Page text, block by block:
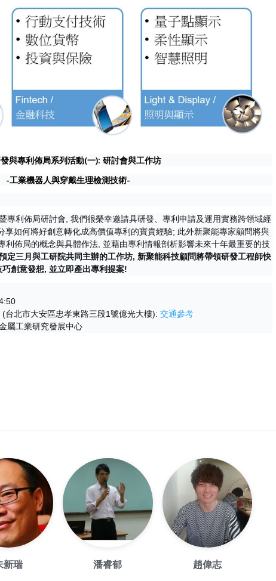
與專利佈局系列活動(一): 研討會與工作坊
-工業機器人與穿戴生理檢測技術-
專利佈局研討會, 我們很榮幸邀請具研發、專利申請及運用實務跨領域經
享如何將好創意轉化成高價值專利的寶貴經驗; 此外新聚能專家顧問將與
佈局的概念與具體作法, 並藉由專利情報剖析影響未來十年最重要的技
定三月與工研院共同主辦的工作坊, 新聚能科技顧問將帶領研發工程師快
創意發想, 並立即產出專利提案!
台北市大安區忠孝東路三段1號億光大樓): 交通參考
屬工業研究發展中心
新瑞 潘睿郁 趙偉志